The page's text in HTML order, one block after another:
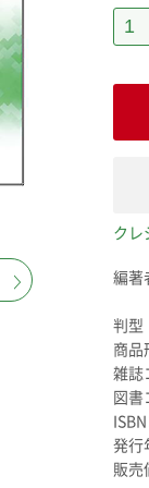
クレ
編著
判型
商品
雑誌
図書
発行
販売